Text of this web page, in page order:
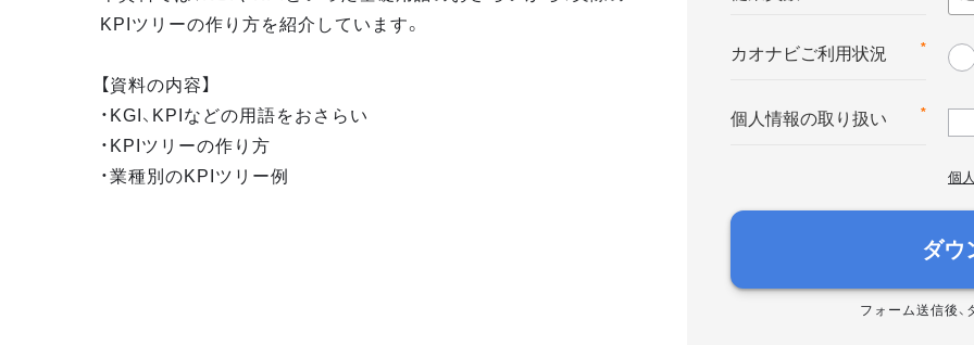
KPIツリーの作り方を紹介しています。
【資料の内容】
・KGI、KPIなどの用語をおさらい
・KPIツリーの作り方
・業種別のKPIツリー例
*
カオナビご利用状況
*
個人情報の取り扱い
個
ダウ
フォーム送信後